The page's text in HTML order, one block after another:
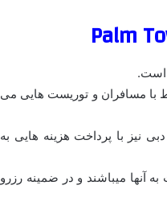
با مسافران و توریست هایی می
نیز با پرداخت هزینه هایی به
آنها میباشند و در ضمینه رزرو